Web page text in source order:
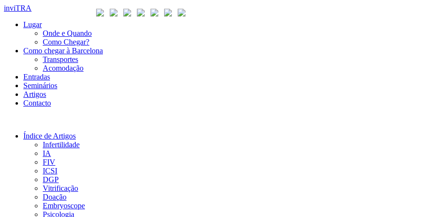
inviTRA
Lugar
Onde e Quando
Como Chegar?
Como chegar à Barcelona
Transportes
Acomodação
Entradas
Seminários
Artigos
Contacto
Índice de Artigos
Infertilidade
IA
FIV
ICSI
DGP
Vitrificação
Doação
Embryoscope
Psicologia